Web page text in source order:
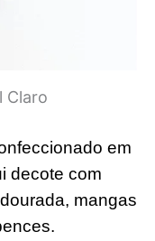
Claro
em
decote com
mangas